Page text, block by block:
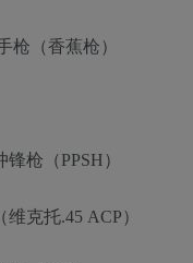
枪（香蕉枪）
枪（PPSH）
克托.45 ACP）